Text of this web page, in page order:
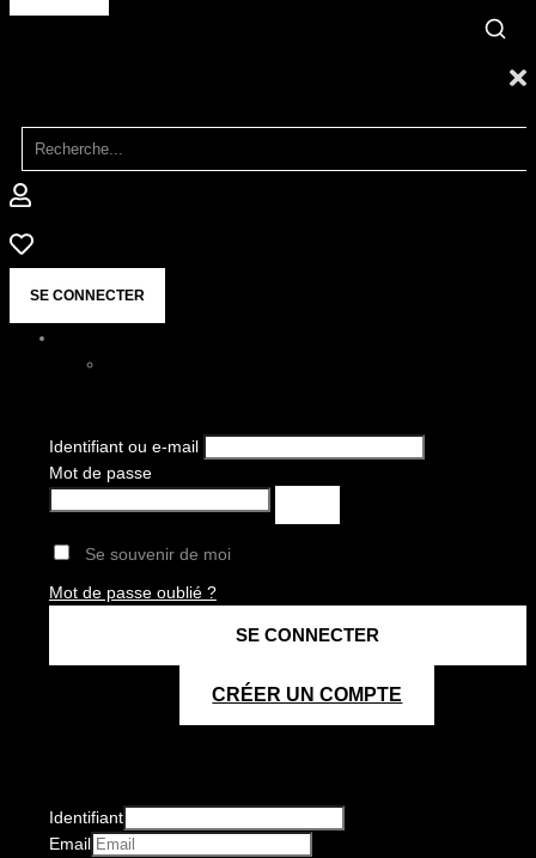
SE CONNECTER
Identifiant ou e-mail
Mot de passe
Se souvenir de moi
Mot de passe oublié ?
CRÉER UN COMPTE
Identifiant
Email